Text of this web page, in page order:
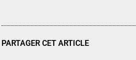
PARTAGER CET ARTICLE